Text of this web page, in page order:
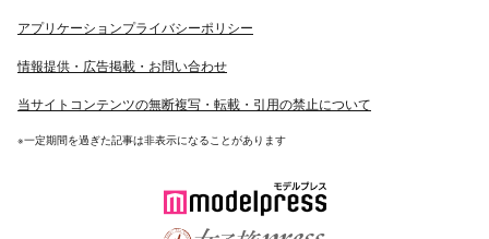
アプリケーションプライバシーポリシー
情報提供・広告掲載・お問い合わせ
当サイトコンテンツの無断複写・転載・引用の禁止について
※一定期間を過ぎた記事は非表示になることがあります